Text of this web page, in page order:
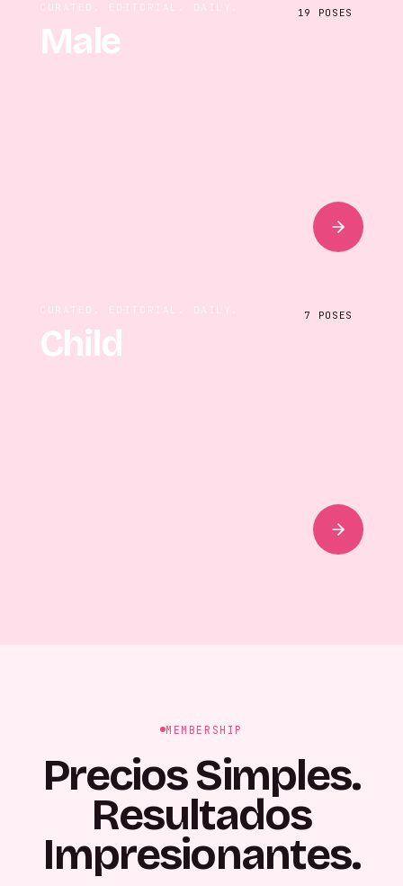
Male
19 POSES
Child
7 POSES
MEMBERSHIP
Precios Simples.
Resultados
Impresionantes.